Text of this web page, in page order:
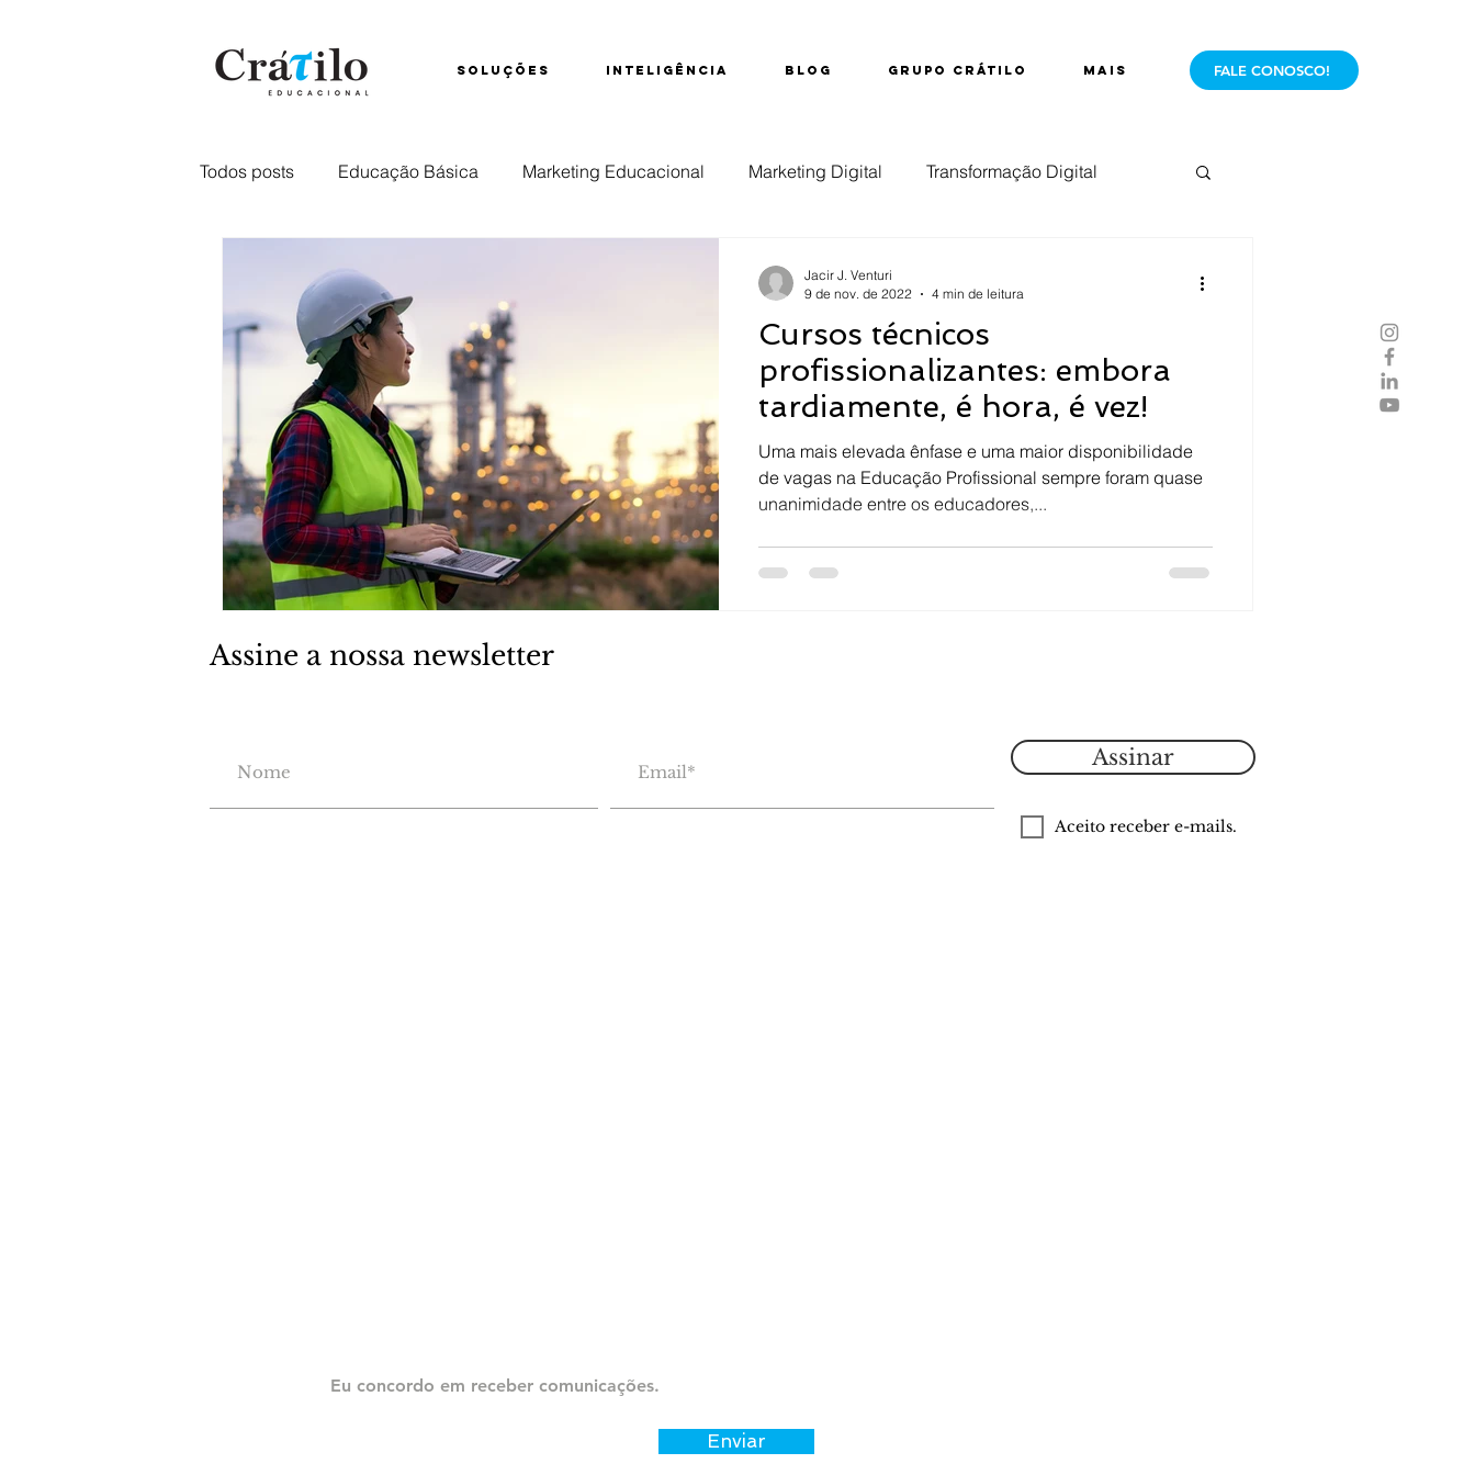
SOLUÇÕES INTELIGÊNCIA BLOG GRUPO CRÁTILO Mais FALE CONOSCO!
Todos posts Educação Básica Marketing Educacional Marketing Digital Transformação Digital
Captação retenção Ensino Técnico
Cursos técnicos
profissionalizantes: embora
tardiamente, é hora, é vez!
Uma mais elevada ênfase e uma maior disponibilidade
de vagas na Educação Profissional sempre foram quase
unanimidade entre os educadores,...
Jacir J. Venturi
9 de nov. de 2022
4 min de leitura
Assine a nossa newsletter
Assinar
Aceito receber e-mails.
Eu concordo em receber comunicações.
Enviar